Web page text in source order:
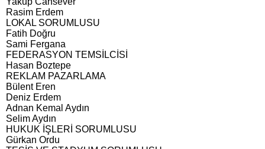
Rasim Erdem
LOKAL SORUMLUSU
Fatih Doğru
Sami Fergana
FEDERASYON TEMSİLCİSİ
Hasan Boztepe
REKLAM PAZARLAMA
Bülent Eren
Deniz Erdem
Adnan Kemal Aydın
Selim Aydın
HUKUK İŞLERİ SORUMLUSU
Gürkan Ordu